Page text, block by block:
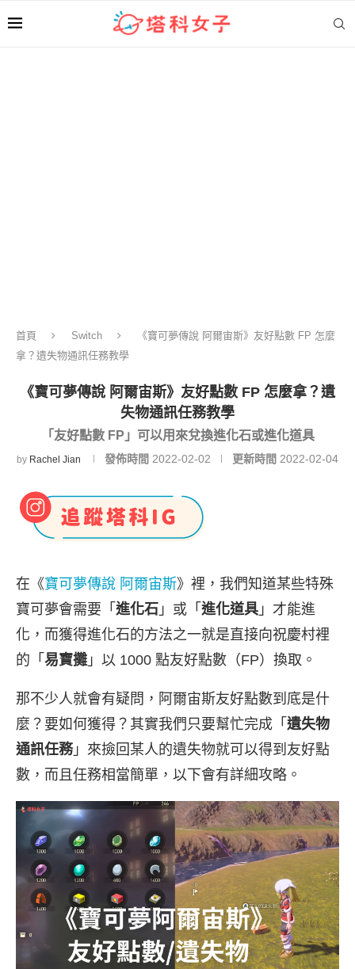
首頁 Switch
《寶可夢傳說 阿爾宙斯》友好點數 FP 怎麼
拿？遺失物通訊任務教學
《寶可夢傳說 阿爾宙斯》友好點數 FP 怎麼拿？遺
失物通訊任務教學
「友好點數 FP」可以用來兌換進化石或進化道具
by Rachel Jian 發佈時間 2022-02-02 更新時間 2022-02-04
在《寶可夢傳說 阿爾宙斯》裡，我們知道某些特殊
寶可夢會需要「 進化石 」或「 進化道具 」才能進
化，而獲得進化石的方法之一就是直接向祝慶村裡
的「 易寶攤 」以 1000 點友好點數（FP）換取。
那不少人就會有疑問，阿爾宙斯友好點數到底是什
麼？要如何獲得？其實我們只要幫忙完成「 遺失物
通訊任務」來撿回某人的遺失物就可以得到友好點
數，而且任務相當簡單，以下會有詳細攻略。